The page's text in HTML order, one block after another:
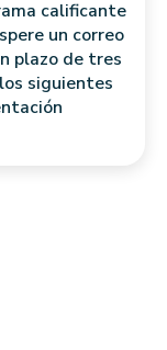
calificante
un correo
plazo de tres
siguientes